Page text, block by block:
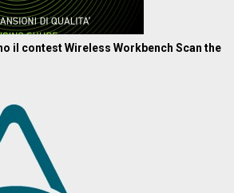
il contest Wireless Workbench Scan the